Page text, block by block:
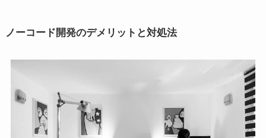
ノーコード開発のデメリットと対処法